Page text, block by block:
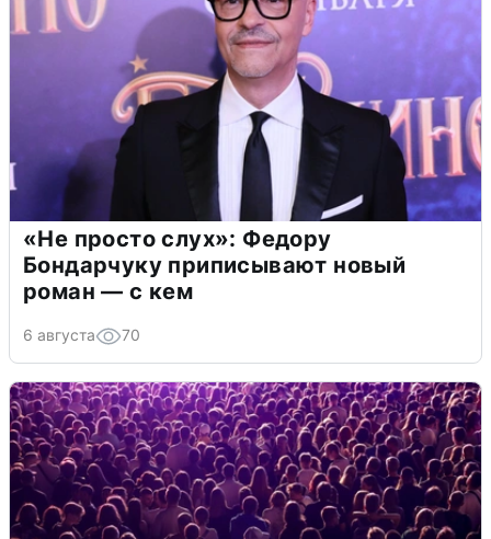
«Не просто слух»: Федору
Бондарчуку приписывают новый
роман — с кем
6 августа 70